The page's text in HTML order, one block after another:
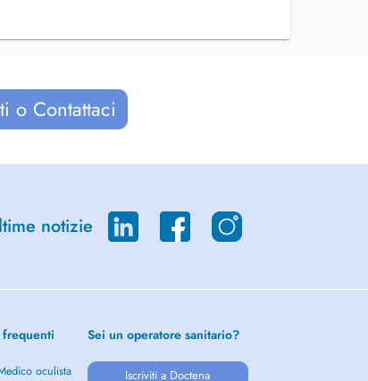
o Contattaci
notizie
oculista
Sei un operatore sanitario?
Iscriviti a Doctena